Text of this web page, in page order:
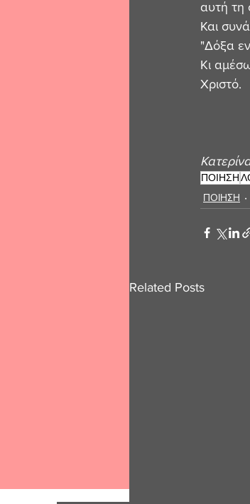
αυτή τη
Και
"Δόξα
Κι
Χριστό.
ΠΟΙΗΣΗ
ΠΟΙΗΣΗ
Related Posts